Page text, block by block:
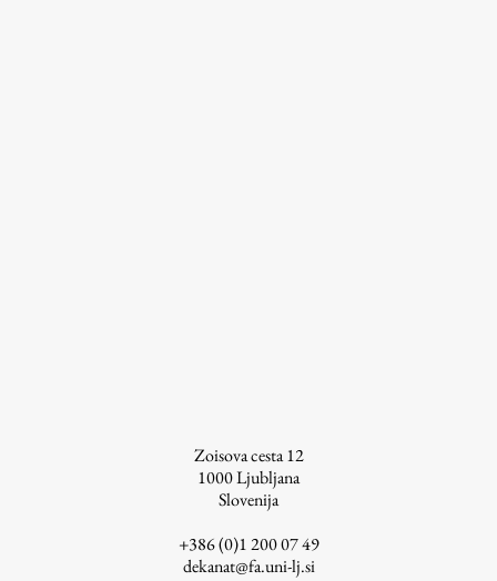
Zoisova cesta 12
1000Ljubljana
Slovenija
+386 (0)1 200 07 49
dekanat@fa.uni-lj.si